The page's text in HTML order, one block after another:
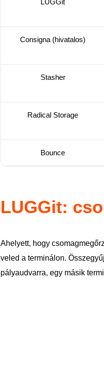
LUGGit
Consigna (hivatalos)
Stasher
Radical Storage
Bounce
LUGGit:
Ahelyett, hogy
veled a terminálon.
pályaudvarra, egy másik